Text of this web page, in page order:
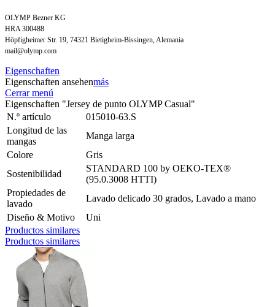
OLYMP Bezner KG
HRA 300488
Höpfigheimer Str. 19, 74321 Bietigheim-Bissingen, Alemania
mail@olymp.com
Eigenschaften
Eigenschaften ansehenmás
Cerrar menú
Eigenschaften "Jersey de punto OLYMP Casual"
N.º artículo
015010-63.S
Longitud de las
mangas
Manga larga
Colore
Gris
Sostenibilidad
STANDARD 100 by OEKO-TEX®
(95.0.3008 HTTI)
Propiedades de
lavado
Lavado delicado 30 grados, Lavado a mano
Diseño & Motivo
Uni
Productos similares
Productos similares